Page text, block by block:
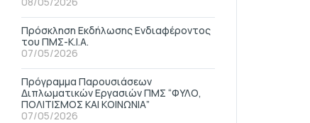
Πρόσκληση Εκδήλωσης Ενδιαφέροντος
του ΠΜΣ-Κ.Ι.Α.
07/05/2026
Πρόγραμμα Παρουσιάσεων
Διπλωματικών Εργασιών ΠΜΣ “ΦΥΛΟ,
ΠΟΛΙΤΙΣΜΟΣ ΚΑΙ ΚΟΙΝΩΝΙΑ”
07/05/2026